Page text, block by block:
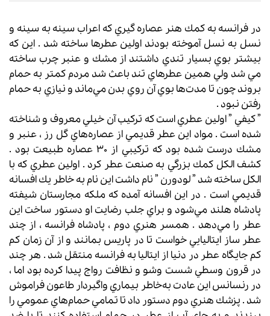
در فرانسه به كمك هنر عصاره گيري كه اعراب سينه به سينه و
نسل به نسل آموخته بودند اولين عطرها ساخته شد . اين كه
بيشتر بوي بسيار تندي داشتند از مشك و عنبر چرب ساخته
مي شد ولي همين عطرهاي تند باعث شد مردم كمتر به حمام
بروند چون تا مدت‌ها بوي آن روي بدن مي‌ماند و نيازي به حمام
رفتن نبود .
” كيفي ” اولين عطري است كه تركيب آن خيلي معروف و شناخته
شده است . مواد اين عطر قديمي از عصاره‌هاي گل رز ، عنبر و
مشك درست شده بود كه تركيبي از 30 عصاره طبيعت بود .
كشف الكل كمك بزرگي به صنعت عطر كرد . اولين عطري كه با
الكل ساخته شد ” لودورن ” نام داشت اين نام به‌ خاطر يك افسانه
قديمي است . در اين افسانه آمده كه ملكه مجارستان شيفته
پادشاه هلند مي‌شود و براي جلب رضايت او دستور ساخت اين
عطر را مي‌دهد . همسر هنري دوم ،‌ پادشاه فرانسه ، از چند
عطر ساز ايتاليايي خواست تا در پاريس بمانند و از آن زمان كم‌
كم جايگاه عطر در دنيا از ايتاليا به فرانسه منتقل شد . هر چند
در قرون وسطي شست‌ وشو و نظافت رواج پيدا كرده بود اما ،
در رنسانس اين عادت به‌خاطر بيماري واگيردار طاعون فراموش
شد . پزشك هنري دوم دستور داد تا تمامي حمام‌هاي عمومي را